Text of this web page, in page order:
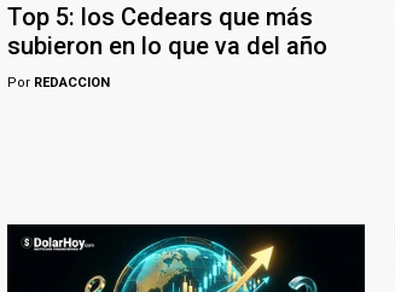
Top 5: los Cedears que más
subieron en lo que va del año
Por REDACCION